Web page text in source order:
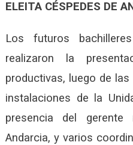
ELEITA CÉSPEDES DE
Los futuros
realizaron la
productivas, luego de
instalaciones de la
presencia del
Andarcia, y varios